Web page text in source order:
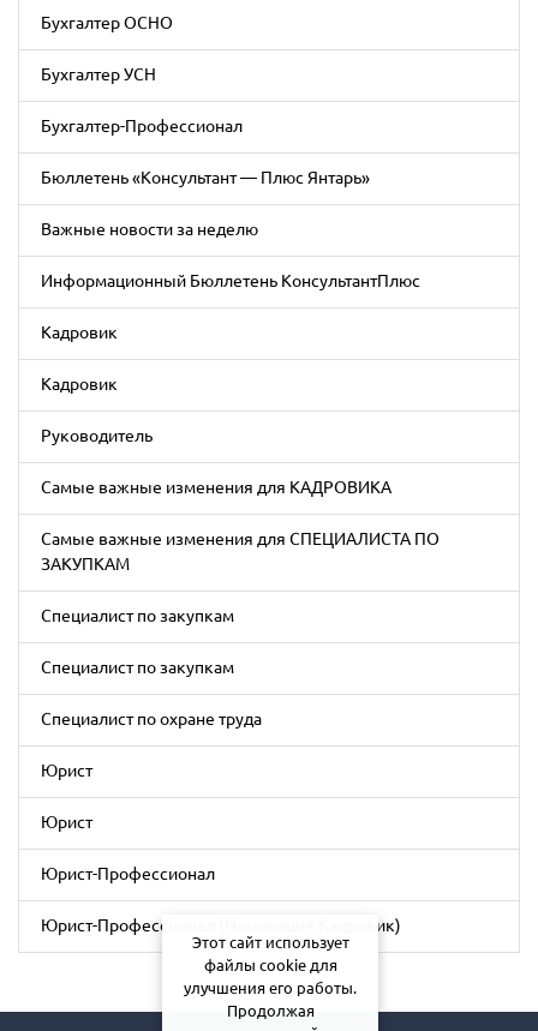
Бухгалтер ОСНО
Бухгалтер УСН
Бухгалтер-Профессионал
Бюллетень «Консультант — Плюс Янтарь»
Важные новости за неделю
Информационный Бюллетень КонсультантПлюс
Кадровик
Кадровик
Руководитель
Самые важные изменения для КАДРОВИКА
Самые важные изменения для СПЕЦИАЛИСТА ПО
ЗАКУПКАМ
Специалист по закупкам
Специалист по закупкам
Специалист по охране труда
Юрист
Юрист
Юрист-Профессионал
Юрист-Профессионал (Номинация Кадровик)
Этот сайт использует
файлы cookie для
улучшения его работы.
Продолжая